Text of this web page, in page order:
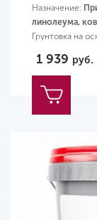
Назначение:
линолеума,
Грунтовка на
1 939 руб.